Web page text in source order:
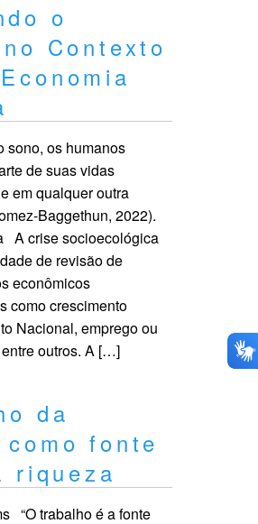
o
Contexto
sono, os humanos
de suas vidas
em qualquer outra
Baggethun, 2022).
A crise socioecológica
de revisão de
econômicos
como crescimento
Nacional, emprego ou
outros. A […]
da
fonte
riqueza
“O trabalho é a fonte